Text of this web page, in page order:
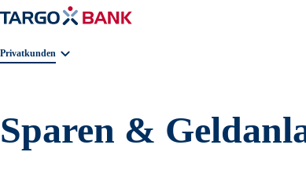
Geschäftsbereichnavigation. Aktuelle Auswahl:
Privatkunden
Sparen &